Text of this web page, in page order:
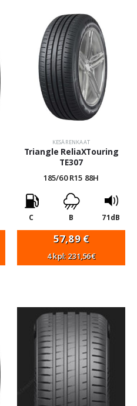
KESÄRENKAAT
Triangle ReliaXTouring
TE307
185/60 R15 88H
C B 71dB
57,89€
4 kpl: 231,56€